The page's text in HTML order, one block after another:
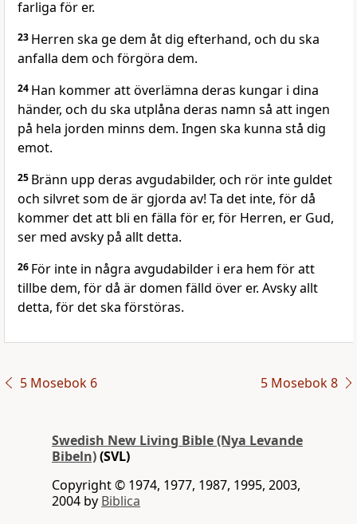
farliga för er.
23 Herren ska ge dem åt dig efterhand, och du ska
anfalla dem och förgöra dem.
24 Han kommer att överlämna deras kungar i dina
händer, och du ska utplåna deras namn så att ingen
på hela jorden minns dem. Ingen ska kunna stå dig
emot.
25 Bränn upp deras avgudabilder, och rör inte guldet
och silvret som de är gjorda av! Ta det inte, för då
kommer det att bli en fälla för er, för Herren, er Gud,
ser med avsky på allt detta.
26 För inte in några avgudabilder i era hem för att
tillbe dem, för då är domen fälld över er. Avsky allt
detta, för det ska förstöras.
5 Mosebok 6 5 Mosebok 8
Swedish New Living Bible (Nya Levande
Bibeln)(SVL)
Copyright © 1974, 1977, 1987, 1995, 2003,
2004 by Biblica